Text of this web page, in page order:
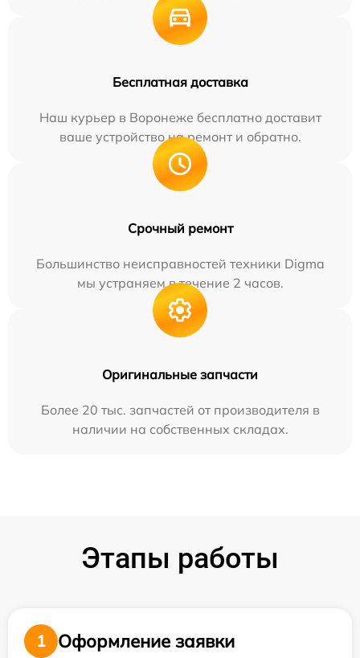
Бесплатная доставка
Наш курьер в Воронеже бесплатно доставит
ваше устройство на ремонт и обратно.
Срочный ремонт
Большинство неисправностей техники Digma
мы устраняем в течение 2 часов.
Оригинальные запчасти
Более 20 тыс. запчастей от производителя в
наличии на собственных складах.
Этапы работы
1
Оформление заявки